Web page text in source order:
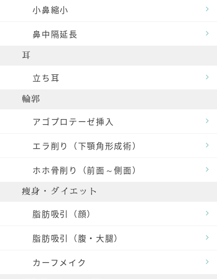
小鼻縮小
鼻中隔延長
耳
立ち耳
輪郭
アゴプロテーゼ挿入
エラ削り（下顎角形成術）
ホホ骨削り（前面～側面）
痩身・ダイエット
脂肪吸引（顔）
脂肪吸引（腹・大腿）
カーフメイク